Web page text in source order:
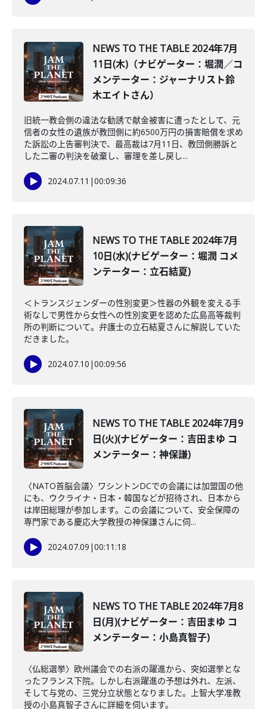
NEWS TO THE TABLE 2024年7月
11日(木)（ナビゲーター：堀潤／コ
メンテーター：ジャーナリスト鈴
木エイトさん）
旧統一教会側の違法な勧誘で献金被害に遭ったとして、元
信者の女性の遺族が教団側に約6500万円の損害賠償を求め
た訴訟の上告審判決で、最高裁は7月11日、教団側勝訴と
した二審の判決を破棄し、審理を差し戻し...
2024.07.11 |00:09:36
NEWS TO THE TABLE 2024年7月
10日(水)(ナビゲーター：堀潤 コメ
ンテーター：立石結夏)
＜トランスジェンダーの性別変更＞性器の外観を変える手
術なしで男性から女性への性別変更を認めた広島高等裁判
所の判断について。弁護士の立石結夏さんに解説していた
だきました。
2024.07.10 |00:09:56
NEWS TO THE TABLE 2024年7月9
日(火)(ナビゲーター：吉田まゆ コ
メンテーター：神保謙)
〈NATO首脳会議〉ワシントンDCでの会議には加盟国の他
にも、ウクライナ・日本・韓国などが招待され、日本から
は岸田総理が参加します。この会議について、安全保障の
専門家である慶応大学教授の神保謙さんに伺...
2024.07.09 |00:11:18
NEWS TO THE TABLE 2024年7月8
日(月)(ナビゲーター：吉田まゆ コ
メンテーター：小島真智子)
〈仏総選挙〉欧州議会での右派の躍進から、突如選挙とな
ったフランス下院。しかし右派躍進の予想は外れ、左派、
そして与党の、三党分立状態となりました。上智大学准教
授の小島真智子さんに詳細を伺います。